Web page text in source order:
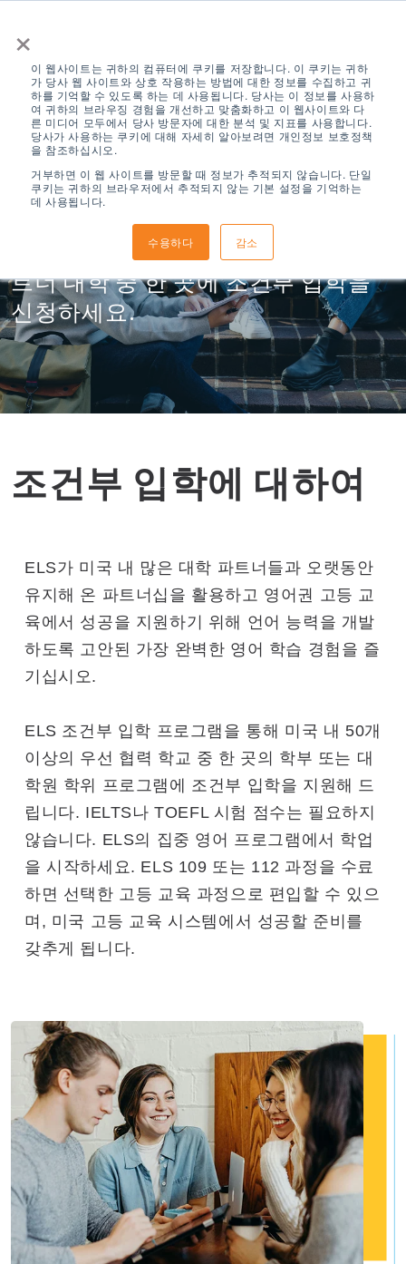
×
이 웹사이트는 귀하의 컴퓨터에 쿠키를 저장합니다. 이 쿠키는 귀하
가 당사 웹 사이트와 상호 작용하는 방법에 대한 정보를 수집하고 귀
하를 기억할 수 있도록 하는 데 사용됩니다. 당사는 이 정보를 사용하
여 귀하의 브라우징 경험을 개선하고 맞춤화하고 이 웹사이트와 다
른 미디어 모두에서 당사 방문자에 대한 분석 및 지표를 사용합니다.
당사가 사용하는 쿠키에 대해 자세히 알아보려면 개인정보 보호정책
을 참조하십시오.
거부하면 이 웹 사이트를 방문할 때 정보가 추적되지 않습니다. 단일
쿠키는 귀하의 브라우저에서 추적되지 않는 기본 설정을 기억하는
데 사용됩니다.
수용하다 감소
ELS 조건부 입학
미국 전역의 50개 이상의 ELS 우선 파
트너 대학 중 한 곳에 조건부 입학을
신청하세요.
조건부 입학에 대하여
ELS가 미국 내 많은 대학 파트너들과 오랫동안
유지해 온 파트너십을 활용하고 영어권 고등 교
육에서 성공을 지원하기 위해 언어 능력을 개발
하도록 고안된 가장 완벽한 영어 학습 경험을 즐
기십시오.
ELS 조건부 입학 프로그램을 통해 미국 내 50개
이상의 우선 협력 학교 중 한 곳의 학부 또는 대
학원 학위 프로그램에 조건부 입학을 지원해 드
립니다. IELTS나 TOEFL 시험 점수는 필요하지
않습니다. ELS의 집중 영어 프로그램에서 학업
을 시작하세요. ELS 109 또는 112 과정을 수료
하면 선택한 고등 교육 과정으로 편입할 수 있으
며, 미국 고등 교육 시스템에서 성공할 준비를
갖추게 됩니다.